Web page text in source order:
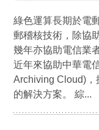
綠色運算長期於電
郵稽核技術，除協
幾年亦協助電信業
近年來協助中華電
Archiving Cloud)，
的解決方案。 綜...